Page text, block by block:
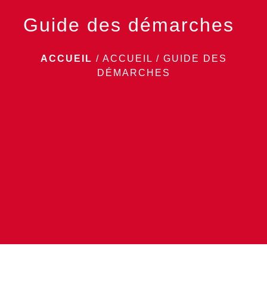
Guide des démarches
ACCUEIL / ACCUEIL / GUIDE DES
DÉMARCHES